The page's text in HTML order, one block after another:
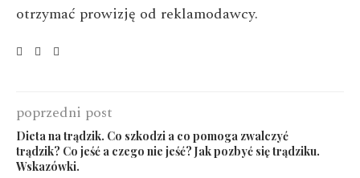
otrzymać prowizję od reklamodawcy.
poprzedni post
Dieta na trądzik. Co szkodzi a co pomoga zwalczyć
trądzik? Co jeść a czego nie jeść? Jak pozbyć się trądziku.
Wskazówki.